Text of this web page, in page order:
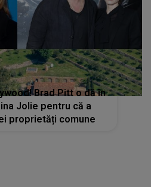
Brad Pitt o dă în
Jolie pentru că a
proprietăți comune